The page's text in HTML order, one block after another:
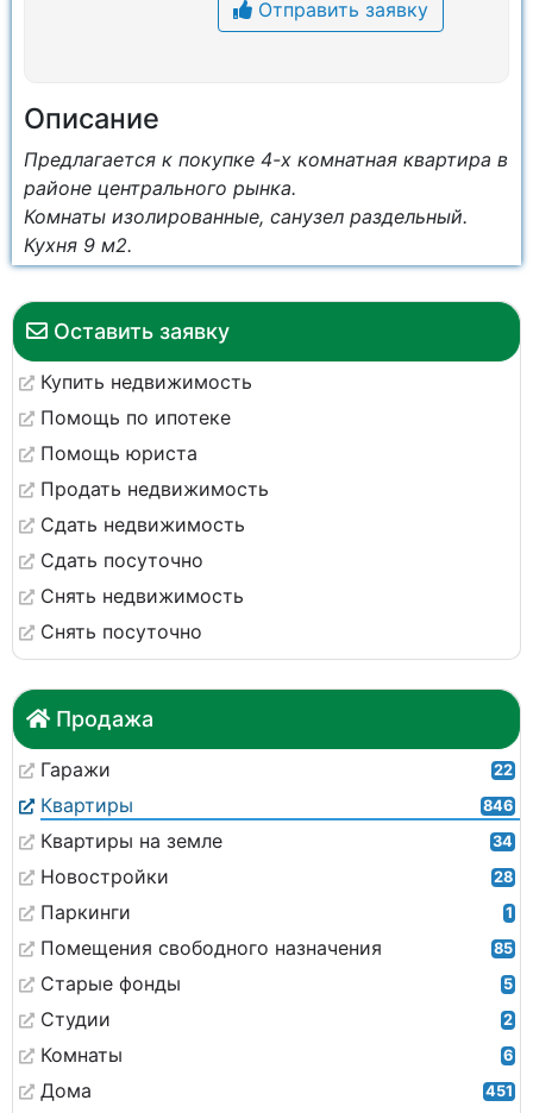
Оставить заявку
Купить недвижимость
Помощь по ипотеке
Помощь юриста
Продать недвижимость
Сдать недвижимость
Сдать посуточно
Снять недвижимость
Снять посуточно
Продажа
Гаражи 22
Квартиры 846
Квартиры на земле 34
Новостройки 28
Паркинги 1
Помещения свободного назначения 85
Старые фонды 5
Студии 2
Комнаты 6
Дома 451
Отправить заявку
Описание
Предлагается к покупке 4-х комнатная квартира в
районе центрального рынка.
Комнаты изолированные, санузел раздельный.
Кухня 9 м2.